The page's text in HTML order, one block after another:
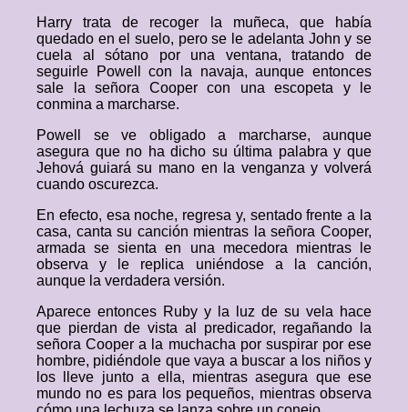
Harry trata de recoger la muñeca, que había
quedado en el suelo, pero se le adelanta John y se
cuela al sótano por una ventana, tratando de
seguirle Powell con la navaja, aunque entonces
sale la señora Cooper con una escopeta y le
conmina a marcharse.
Powell se ve obligado a marcharse, aunque
asegura que no ha dicho su última palabra y que
Jehová guiará su mano en la venganza y volverá
cuando oscurezca.
En efecto, esa noche, regresa y, sentado frente a la
casa, canta su canción mientras la señora Cooper,
armada se sienta en una mecedora mientras le
observa y le replica uniéndose a la canción,
aunque la verdadera versión.
Aparece entonces Ruby y la luz de su vela hace
que pierdan de vista al predicador, regañando la
señora Cooper a la muchacha por suspirar por ese
hombre, pidiéndole que vaya a buscar a los niños y
los lleve junto a ella, mientras asegura que ese
mundo no es para los pequeños, mientras observa